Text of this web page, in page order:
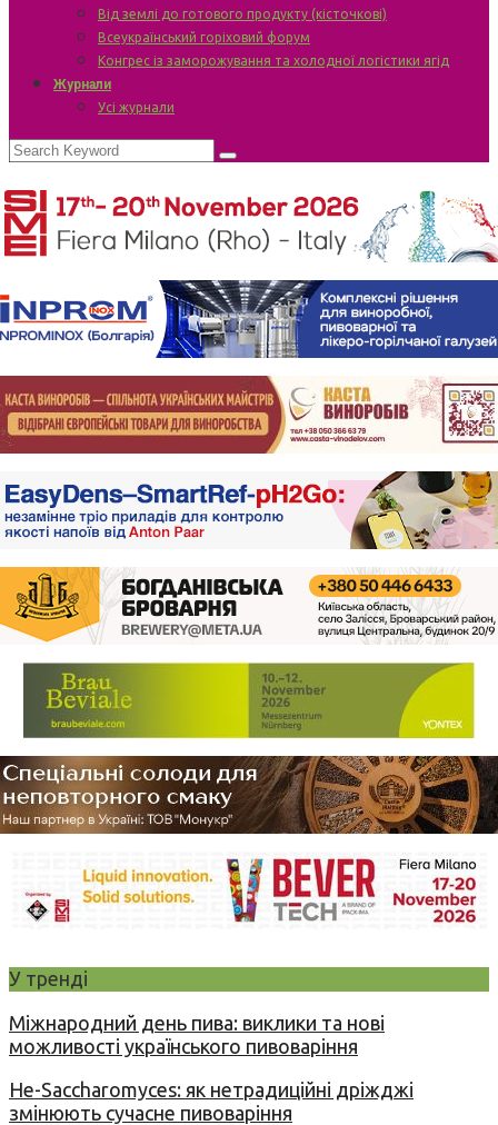
Від землі до готового продукту (кісточкові)
Всеукраїнський горіховий форум
Конгрес із заморожування та холодної логістики ягід
Журнали
Усі журнали
У тренді
Міжнародний день пива: виклики та нові
можливості українського пивоваріння
Не-Saccharomyces: як нетрадиційні дріжджі
змінюють сучасне пивоваріння